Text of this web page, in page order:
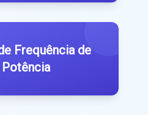
Frequência de
Potência